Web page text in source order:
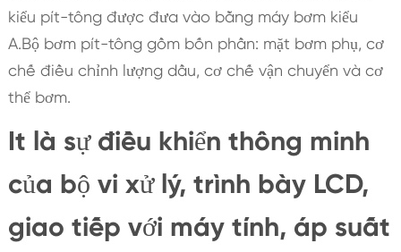
kiểu pít-tông được đưa vào bằng máy bơm kiểu
A.Bộ bơm pít-tông gồm bốn phần: mặt bơm phụ, cơ
chế điều chỉnh lượng dầu, cơ chế vận chuyển và cơ
thể bơm.
It là sự điều khiển thông minh
của bộ vi xử lý, trình bày LCD,
giao tiếp với máy tính, áp suất